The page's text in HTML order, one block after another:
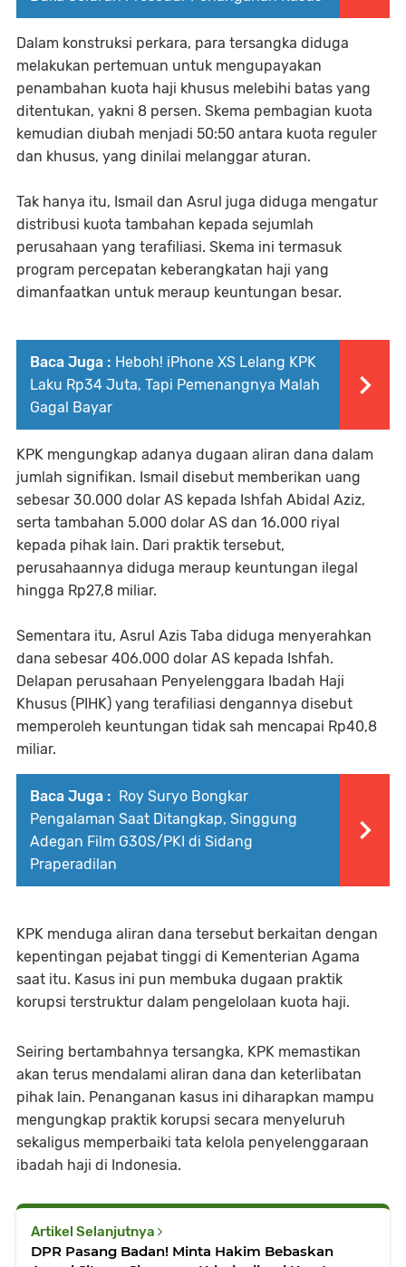
Dalam konstruksi perkara, para tersangka diduga
melakukan pertemuan untuk mengupayakan
penambahan kuota haji khusus melebihi batas yang
ditentukan, yakni 8 persen. Skema pembagian kuota
kemudian diubah menjadi 50:50 antara kuota reguler
dan khusus, yang dinilai melanggar aturan.
Tak hanya itu, Ismail dan Asrul juga diduga mengatur
distribusi kuota tambahan kepada sejumlah
perusahaan yang terafiliasi. Skema ini termasuk
program percepatan keberangkatan haji yang
dimanfaatkan untuk meraup keuntungan besar.
Baca Juga : Heboh! iPhone XS Lelang KPK
Laku Rp34 Juta, Tapi Pemenangnya Malah
Gagal Bayar
KPK mengungkap adanya dugaan aliran dana dalam
jumlah signifikan. Ismail disebut memberikan uang
sebesar 30.000 dolar AS kepada Ishfah Abidal Aziz,
serta tambahan 5.000 dolar AS dan 16.000 riyal
kepada pihak lain. Dari praktik tersebut,
perusahaannya diduga meraup keuntungan ilegal
hingga Rp27,8 miliar.
Sementara itu, Asrul Azis Taba diduga menyerahkan
dana sebesar 406.000 dolar AS kepada Ishfah.
Delapan perusahaan Penyelenggara Ibadah Haji
Khusus (PIHK) yang terafiliasi dengannya disebut
memperoleh keuntungan tidak sah mencapai Rp40,8
miliar.
Baca Juga : Roy Suryo Bongkar
Pengalaman Saat Ditangkap, Singgung
Adegan Film G30S/PKI di Sidang
Praperadilan
KPK menduga aliran dana tersebut berkaitan dengan
kepentingan pejabat tinggi di Kementerian Agama
saat itu. Kasus ini pun membuka dugaan praktik
korupsi terstruktur dalam pengelolaan kuota haji.
Seiring bertambahnya tersangka, KPK memastikan
akan terus mendalami aliran dana dan keterlibatan
pihak lain. Penanganan kasus ini diharapkan mampu
mengungkap praktik korupsi secara menyeluruh
sekaligus memperbaiki tata kelola penyelenggaraan
ibadah haji di Indonesia.
Artikel Selanjutnya
DPR Pasang Badan! Minta Hakim Bebaskan